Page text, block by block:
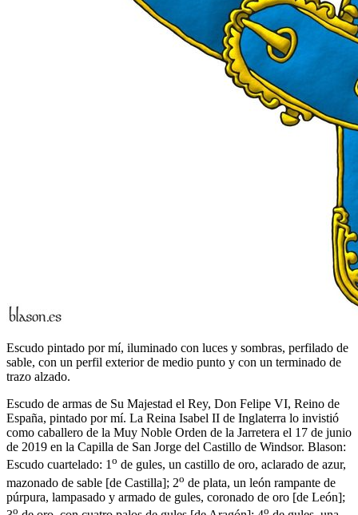
Escudo pintado por mí, iluminado con luces y sombras, perfilado de
sable, con un perfil exterior de medio punto y con un terminado de
trazo alzado.
Escudo de armas de Su Majestad el Rey, Don Felipe VI, Reino de
España, pintado por mí. La Reina Isabel II de Inglaterra lo invistió
como caballero de la Muy Noble Orden de la Jarretera el 17 de junio
de 2019 en la Capilla de San Jorge del Castillo de Windsor. Blason:
Escudo cuartelado: 1o de gules, un castillo de oro, aclarado de azur,
mazonado de sable [de Castilla]; 2o de plata, un león rampante de
púrpura, lampasado y armado de gules, coronado de oro [de León];
o o